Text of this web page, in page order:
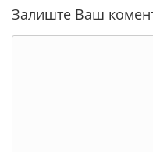
Залиште Ваш